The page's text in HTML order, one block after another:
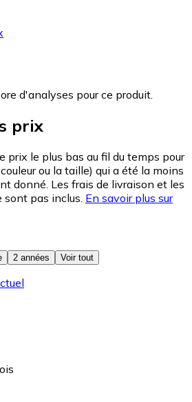
d'analyses pour ce produit.
prix
prix le plus bas au fil du temps pour
ou la taille) qui a été la moins
donné. Les frais de livraison et les
sont pas inclus. En savoir plus sur
2 années Voir tout